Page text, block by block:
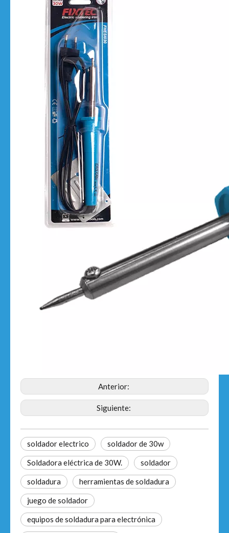
Anterior:
Siguiente:
soldador electrico soldador de 30w
Soldadora eléctrica de 30W. soldador
soldadura herramientas de soldadura
juego de soldador
equipos de soldadura para electrónica